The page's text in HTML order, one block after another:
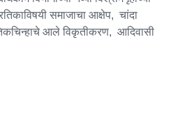
समाजाचा आक्षेप,  चांदा
आले विकृतीकरण,  आदिवासी